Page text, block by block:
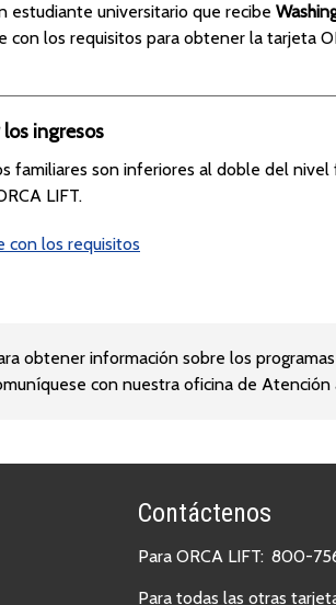
estudiante universitario que recibe
con los requisitos para obtener la tarjeta
ingresos
familiares son inferiores al doble del
LIFT.
con los requisitos
obtener información sobre los
con nuestra oficina de
Contáctenos
Para ORCA LIFT: 800-
Para todas las otras